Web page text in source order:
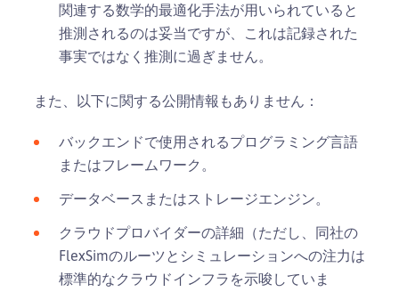
関連する数学的最適化手法が用いられていると
推測されるのは妥当ですが、これは記録された
事実ではなく推測に過ぎません。
また、以下に関する公開情報もありません：
バックエンドで使用されるプログラミング言語
またはフレームワーク。
データベースまたはストレージエンジン。
クラウドプロバイダーの詳細（ただし、同社の
FlexSimのルーツとシミュレーションへの注力は
標準的なクラウドインフラを示唆していま